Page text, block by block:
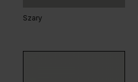
Szary